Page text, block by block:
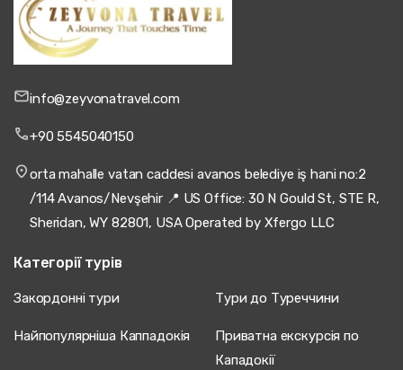
info@zeyvonatravel.com
+90 5545040150
orta mahalle vatan caddesi avanos belediye iş hani no:2
/114 Avanos/Nevşehir 📍 US Office: 30 N Gould St, STE R,
Sheridan, WY 82801, USA Operated by Xfergo LLC
Категорії турів
Закордонні тури Тури до Туреччини
Найпопулярніша Каппадокія
Приватна екскурсія по
Кападокії